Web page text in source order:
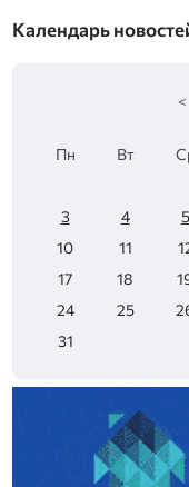
Календарь
<
Пн Вт
3
4 5
10
11
17
18
24
25
31